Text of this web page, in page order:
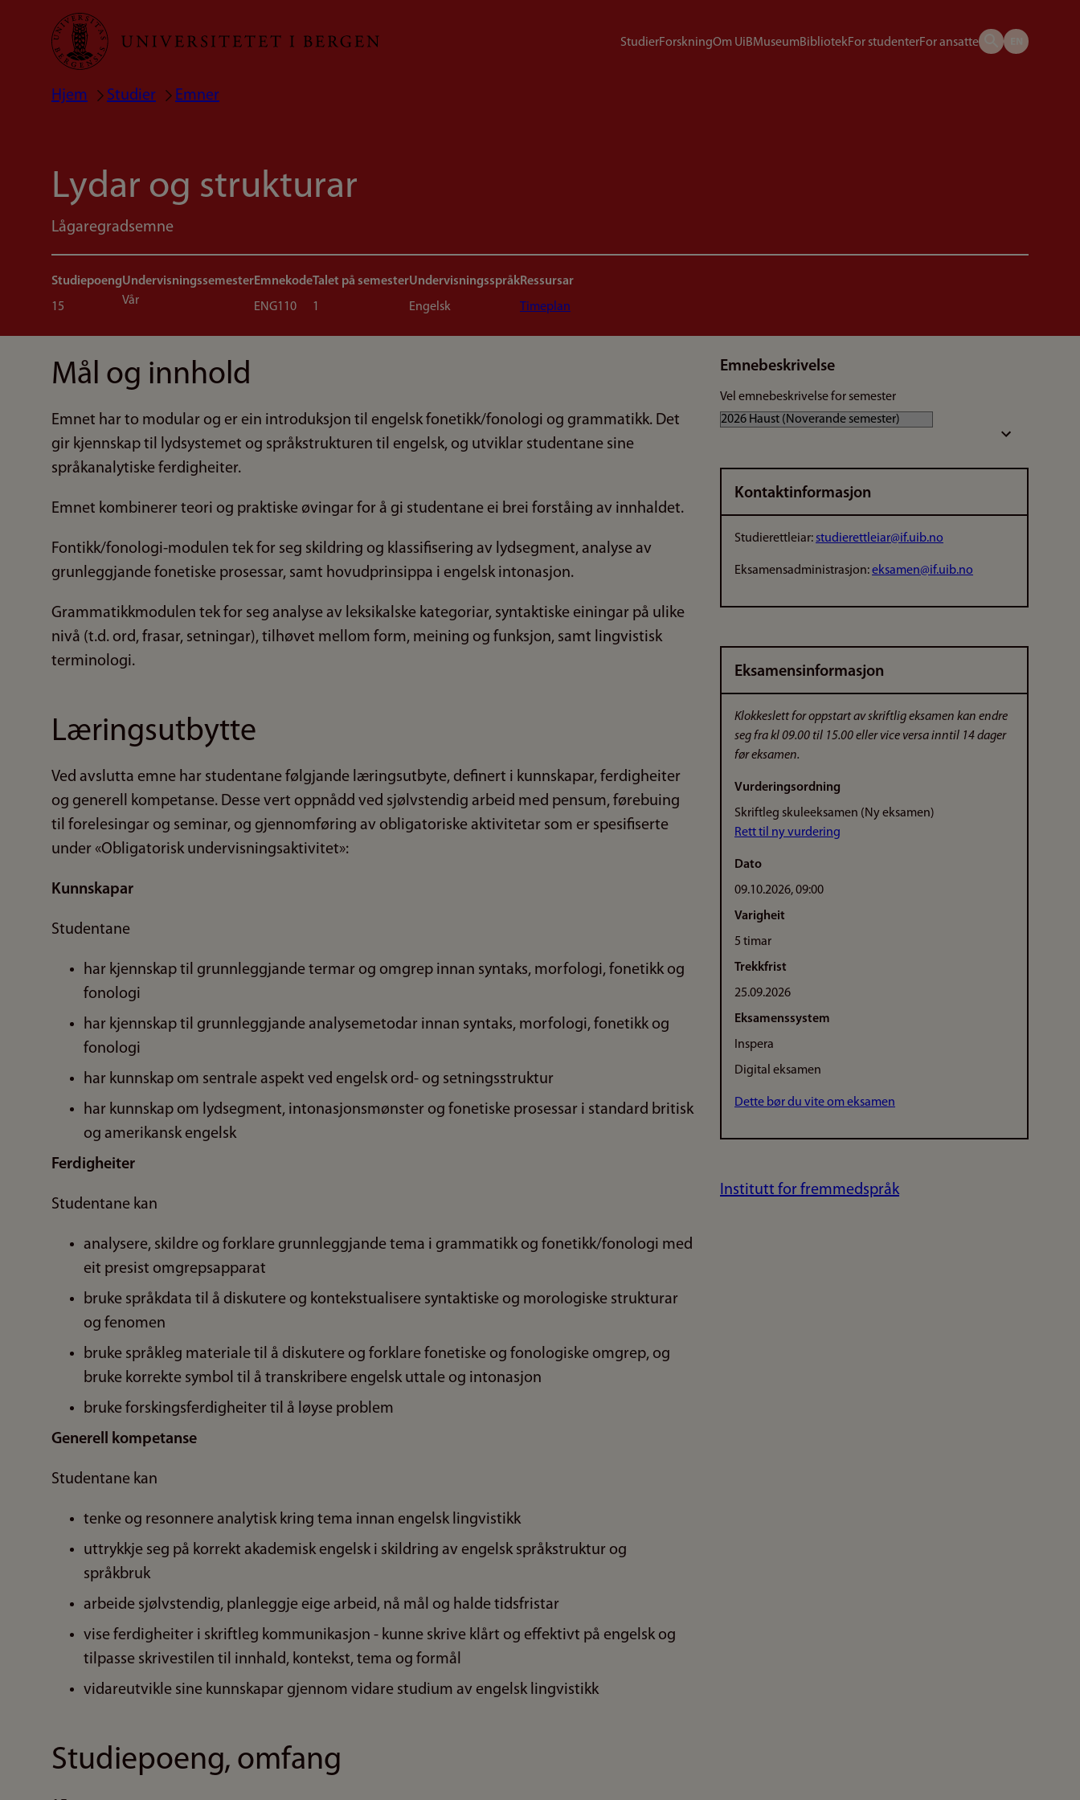
Hopp
hovedinnhold
StudierForskningOm UiBMuseumBibliotekFor studenterFor ansatte
Navigasjonssti
Hjem Studier Emner
Lydar og strukturar
Lågaregradsemne
Studiepoeng
15
Undervisningssemester
Vår
Emnekode
ENG110
Talet på semester
1
Undervisningsspråk
Engelsk
Ressursar
Timeplan
Mål og innhold
Emnet har to modular og er ein introduksjon til engelsk fonetikk/fonologi og grammatikk. Det
gir kjennskap til lydsystemet og språkstrukturen til engelsk, og utviklar studentane sine
språkanalytiske ferdigheiter.
Emnet kombinerer teori og praktiske øvingar for å gi studentane ei brei forståing av innhaldet.
Fontikk/fonologi-modulen tek for seg skildring og klassifisering av lydsegment, analyse av
grunleggjande fonetiske prosessar, samt hovudprinsippa i engelsk intonasjon.
Grammatikkmodulen tek for seg analyse av leksikalske kategoriar, syntaktiske einingar på ulike
nivå (t.d. ord, frasar, setningar), tilhøvet mellom form, meining og funksjon, samt lingvistisk
terminologi.
Læringsutbytte
Ved avslutta emne har studentane følgjande læringsutbyte, definert i kunnskapar, ferdigheiter
og generell kompetanse. Desse vert oppnådd ved sjølvstendig arbeid med pensum, førebuing
til forelesingar og seminar, og gjennomføring av obligatoriske aktivitetar som er spesifiserte
under «Obligatorisk undervisningsaktivitet»:
Kunnskapar
Studentane
har kjennskap til grunnleggjande termar og omgrep innan syntaks, morfologi, fonetikk og
fonologi
har kjennskap til grunnleggjande analysemetodar innan syntaks, morfologi, fonetikk og
fonologi
har kunnskap om sentrale aspekt ved engelsk ord- og setningsstruktur
har kunnskap om lydsegment, intonasjonsmønster og fonetiske prosessar i standard britisk
og amerikansk engelsk
Ferdigheiter
Studentane kan
analysere, skildre og forklare grunnleggjande tema i grammatikk og fonetikk/fonologi med
eit presist omgrepsapparat
bruke språkdata til å diskutere og kontekstualisere syntaktiske og morologiske strukturar
og fenomen
bruke språkleg materiale til å diskutere og forklare fonetiske og fonologiske omgrep, og
bruke korrekte symbol til å transkribere engelsk uttale og intonasjon
bruke forskingsferdigheiter til å løyse problem
Generell kompetanse
Studentane kan
tenke og resonnere analytisk kring tema innan engelsk lingvistikk
uttrykkje seg på korrekt akademisk engelsk i skildring av engelsk språkstruktur og
språkbruk
arbeide sjølvstendig, planleggje eige arbeid, nå mål og halde tidsfristar
vise ferdigheiter i skriftleg kommunikasjon - kunne skrive klårt og effektivt på engelsk og
tilpasse skrivestilen til innhald, kontekst, tema og formål
vidareutvikle sine kunnskapar gjennom vidare studium av engelsk lingvistikk
Studiepoeng, omfang
Emnebeskrivelse
Vel emnebeskrivelse for semester
Kontaktinformasjon
Studierettleiar: studierettleiar@if.uib.no
Eksamensadministrasjon:eksamen@if.uib.no
Eksamensinformasjon
Klokkeslett for oppstart av skriftlig eksamen kan endre
seg fra kl 09.00 til 15.00 eller vice versa inntil 14 dager
før eksamen.
Vurderingsordning
Skriftleg skuleeksamen (Ny eksamen)
Rett til ny vurdering
Dato
09.10.2026, 09:00
Varigheit
5 timar
Trekkfrist
25.09.2026
Eksamenssystem
Inspera
Digital eksamen
Dette bør du vite om eksamen
Institutt for fremmedspråk